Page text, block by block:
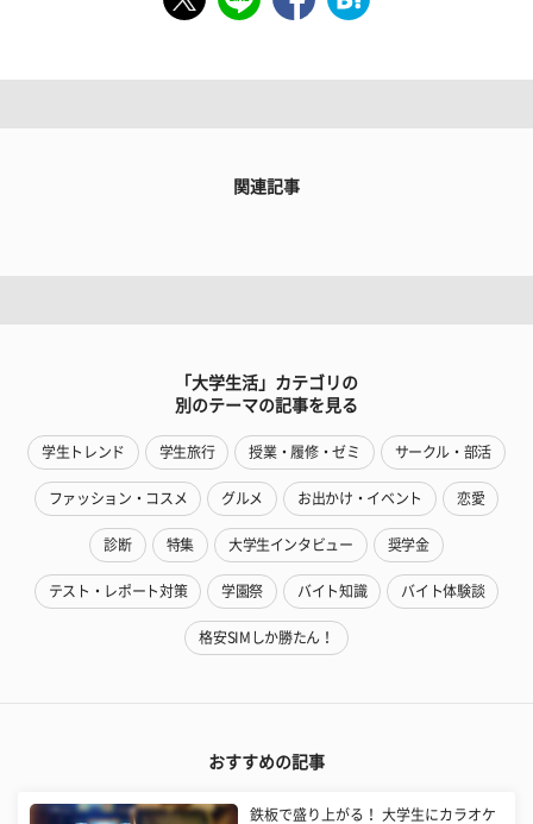
関連記事
「大学生活」カテゴリの
別のテーマの記事を見る
学生トレンド 学生旅行 授業・履修・ゼミ サークル・部活
ファッション・コスメ グルメ お出かけ・イベント 恋愛
診断 特集 大学生インタビュー 奨学金
テスト・レポート対策 学園祭 バイト知識 バイト体験談
格安SIMしか勝たん！
おすすめの記事
鉄板で盛り上がる！ 大学生にカラオケ